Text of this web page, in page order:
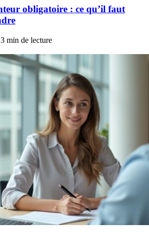
obligatoire : ce qu’il faut
min de lecture